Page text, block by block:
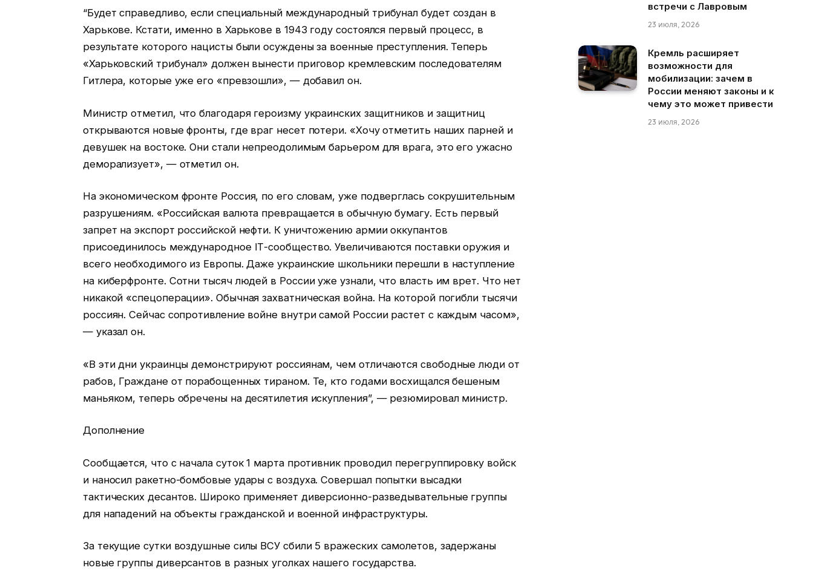
“Будет справедливо, если специальный международный трибунал будет создан в
Харькове. Кстати, именно в Харькове в 1943 году состоялся первый процесс, в
результате которого нацисты были осуждены за военные преступления. Теперь
«Харьковский трибунал» должен вынести приговор кремлевским последователям
Гитлера, которые уже его «превзошли», — добавил он.
Министр отметил, что благодаря героизму украинских защитников и защитниц
открываются новые фронты, где враг несет потери. «Хочу отметить наших парней и
девушек на востоке. Они стали непреодолимым барьером для врага, это его ужасно
деморализует», — отметил он.
На экономическом фронте Россия, по его словам, уже подверглась сокрушительным
разрушениям. «Российская валюта превращается в обычную бумагу. Есть первый
запрет на экспорт российской нефти. К уничтожению армии оккупантов
присоединилось международное ІТ-сообщество. Увеличиваются поставки оружия и
всего необходимого из Европы. Даже украинские школьники перешли в наступление
на киберфронте. Сотни тысяч людей в России уже узнали, что власть им врет. Что нет
никакой «спецоперации». Обычная захватническая война. На которой погибли тысячи
россиян. Сейчас сопротивление войне внутри самой России растет с каждым часом»,
— указал он.
«В эти дни украинцы демонстрируют россиянам, чем отличаются свободные люди от
рабов, Граждане от порабощенных тираном. Те, кто годами восхищался бешеным
маньяком, теперь обречены на десятилетия искупления”, — резюмировал министр.
Дополнение
Сообщается, что с начала суток 1 марта противник проводил перегруппировку войск
и наносил ракетно-бомбовые удары с воздуха. Совершал попытки высадки
тактических десантов. Широко применяет диверсионно-разведывательные группы
для нападений на объекты гражданской и военной инфраструктуры.
За текущие сутки воздушные силы ВСУ сбили 5 вражеских самолетов, задержаны
новые группы диверсантов в разных уголках нашего государства.
встречи с Лавровым
23 июля, 2026
Кремль расширяет
возможности для
мобилизации: зачем в
России меняют законы и к
чему это может привести
23 июля, 2026